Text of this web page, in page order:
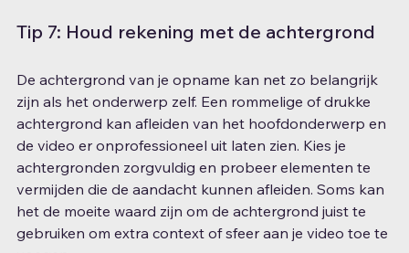
Tip 7: Houd rekening met de achtergrond
De achtergrond van je opname kan net zo belangrijk
zijn als het onderwerp zelf. Een rommelige of drukke
achtergrond kan afleiden van het hoofdonderwerp en
de video er onprofessioneel uit laten zien. Kies je
achtergronden zorgvuldig en probeer elementen te
vermijden die de aandacht kunnen afleiden. Soms kan
het de moeite waard zijn om de achtergrond juist te
gebruiken om extra context of sfeer aan je video toe te